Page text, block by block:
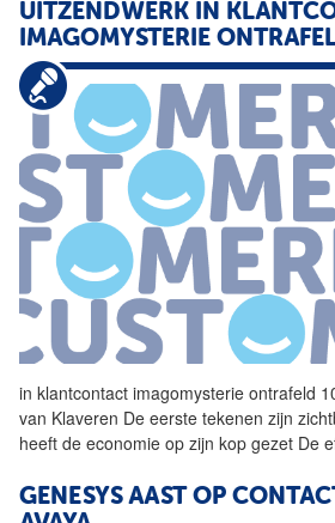
UITZENDWERK IN
IMAGOMYSTERIE
in klantcontact imagomysterie ontrafeld
van Klaveren De eerste tekenen zijn
heeft de economie op zijn kop gezet De
GENESYS AAST OP